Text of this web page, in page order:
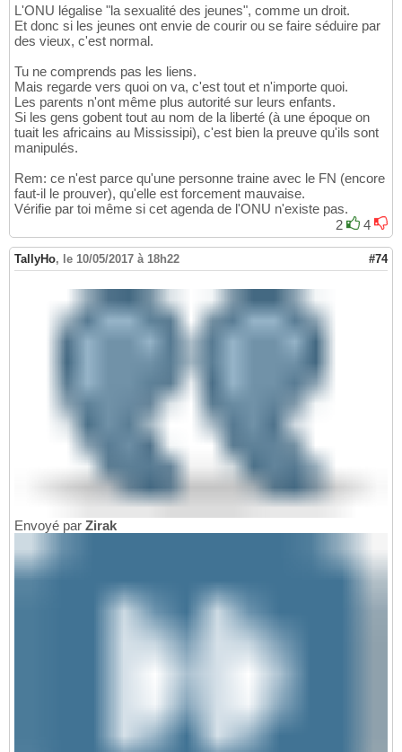
L'ONU légalise "la sexualité des jeunes", comme un droit.
Et donc si les jeunes ont envie de courir ou se faire séduire par
des vieux, c'est normal.
Tu ne comprends pas les liens.
Mais regarde vers quoi on va, c'est tout et n'importe quoi.
Les parents n'ont même plus autorité sur leurs enfants.
Si les gens gobent tout au nom de la liberté (à une époque on
tuait les africains au Mississipi), c'est bien la preuve qu'ils sont
manipulés.
Rem: ce n'est parce qu'une personne traine avec le FN (encore
faut-il le prouver), qu'elle est forcement mauvaise.
Vérifie par toi même si cet agenda de l'ONU n'existe pas.
2
4
TallyHo, le 10/05/2017 à 18h22 #74
Envoyé par Zirak